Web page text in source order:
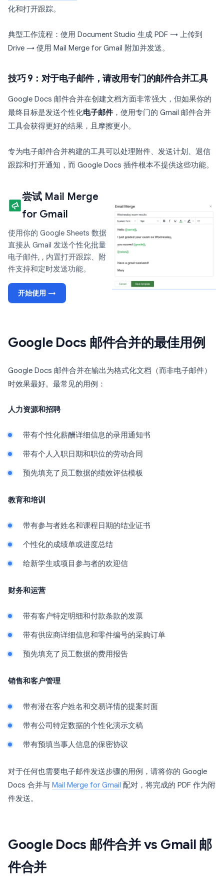
化和打开跟踪。
典型工作流程：使用 Document Studio 生成 PDF → 上传到
Drive → 使用 Mail Merge for Gmail 附加并发送。
技巧 9：对于电子邮件，请改用专门的邮件合并工具
Google Docs 邮件合并在创建文档方面非常强大，但如果你的
最终目标是发送个性化电子邮件，使用专门的 Gmail 邮件合并
工具会获得更好的结果，且摩擦更小。
专为电子邮件合并构建的工具可以处理附件、发送计划、退信
跟踪和打开通知，而 Google Docs 插件根本不提供这些功能。
尝试 Mail Merge
for Gmail
使用你的 Google Sheets 数据
直接从 Gmail 发送个性化批量
电子邮件, , 内置打开跟踪、附
件支持和定时发送功能。
开始使用 →
Google Docs 邮件合并的最佳用例
Google Docs 邮件合并在输出为格式化文档（而非电子邮件）
时效果最好。最常见的用例：
人力资源和招聘
带有个性化薪酬详细信息的录用通知书
带有个人入职日期和职位的劳动合同
预先填充了员工数据的绩效评估模板
教育和培训
带有参与者姓名和课程日期的结业证书
个性化的成绩单或进度总结
给新学生或项目参与者的欢迎信
财务和运营
带有客户特定明细和付款条款的发票
带有供应商详细信息和零件编号的采购订单
预先填充了员工数据的费用报告
销售和客户管理
带有潜在客户姓名和交易详情的提案封面
带有公司特定数据的个性化演示文稿
带有预填当事人信息的保密协议
对于任何也需要电子邮件发送步骤的用例，请将你的 Google
Docs 合并与 Mail Merge for Gmail 配对，将完成的 PDF 作为附
件发送。
Google Docs 邮件合并 vs Gmail 邮
件合并